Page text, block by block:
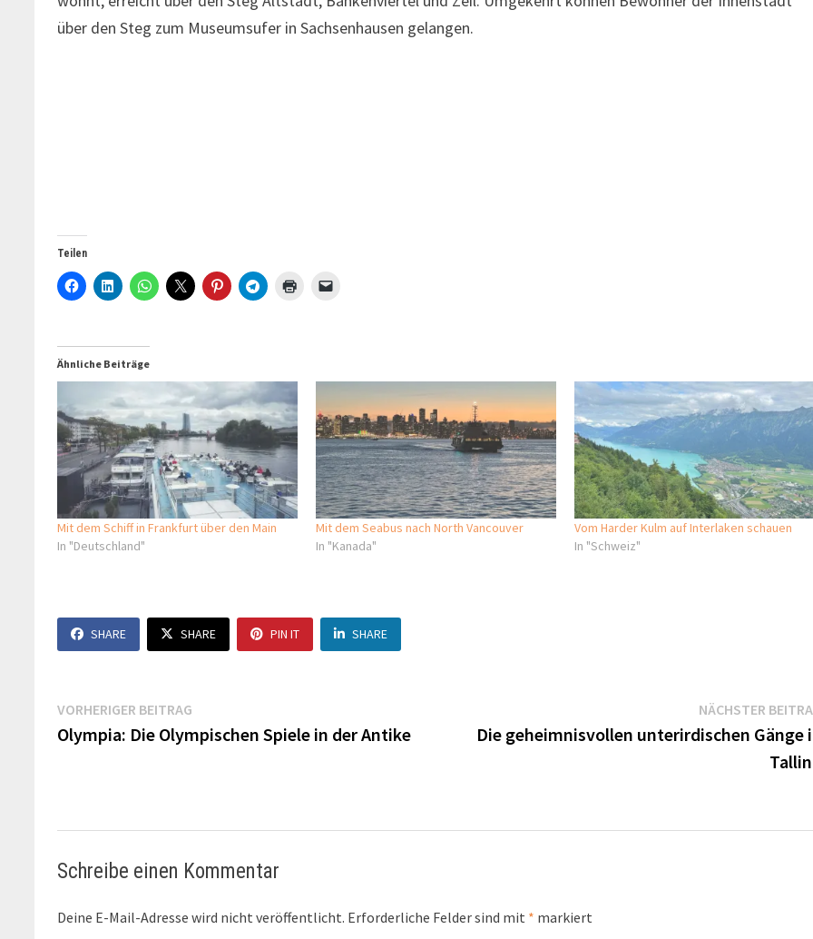
über den Steg zum Museumsufer in Sachsenhausen gelangen.
Teilen
Ähnliche Beiträge
Mit dem Schiff in Frankfurt über den Main
In "Deutschland"
Mit dem Seabus nach North Vancouver
In "Kanada"
Vom Harder Kulm auf Interlaken schauen
In "Schweiz"
SHARE SHARE PIN IT SHARE
Beitragsnavigation
VORHERIGER BEITRAG
Beitrag:
Olympia: Die Olympischen Spiele in der Antike
NÄCHSTER
Die geheimnisvollen unterirdischen Gänge
Schreibe einen Kommentar
Deine E-Mail-Adresse wird nicht veröffentlicht. Erforderliche Felder sind mit * markiert